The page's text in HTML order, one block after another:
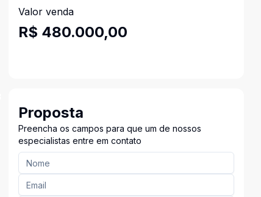
Valor venda
R$ 480.000,00
Proposta
Preencha os campos para que um de nossos
especialistas entre em contato